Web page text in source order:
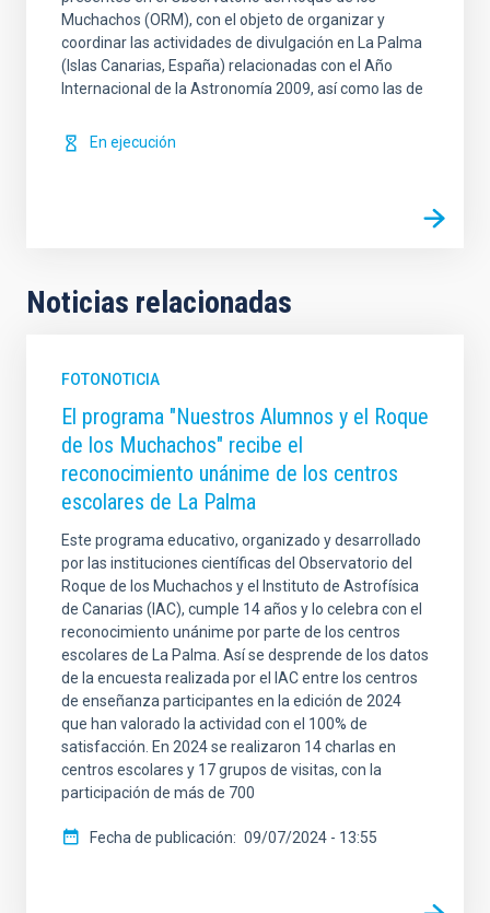
Muchachos (ORM), con el objeto de organizar y
coordinar las actividades de divulgación en La Palma
(Islas Canarias, España) relacionadas con el Año
Internacional de la Astronomía 2009, así como las de
En ejecución
Noticias relacionadas
FOTONOTICIA
El programa "Nuestros Alumnos y el Roque
de los Muchachos" recibe el
reconocimiento unánime de los centros
escolares de La Palma
Este programa educativo, organizado y desarrollado
por las instituciones científicas del Observatorio del
Roque de los Muchachos y el Instituto de Astrofísica
de Canarias (IAC), cumple 14 años y lo celebra con el
reconocimiento unánime por parte de los centros
escolares de La Palma. Así se desprende de los datos
de la encuesta realizada por el IAC entre los centros
de enseñanza participantes en la edición de 2024
que han valorado la actividad con el 100% de
satisfacción. En 2024 se realizaron 14 charlas en
centros escolares y 17 grupos de visitas, con la
participación de más de 700
Fecha de publicación 09/07/2024 - 13:55